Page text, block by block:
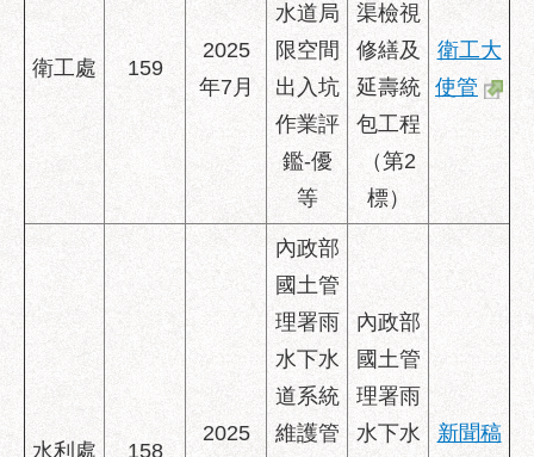
衛工處 159
2025
年7月
水道局
限空間
出入坑
作業評
鑑-優
等
渠檢視
修繕及
延壽統
包工程
（第2
標）
衛工大
使管
水利處 158
2025
內政部
國土管
理署雨
水下水
道系統
維護管
內政部
國土管
理署雨
水下水
新聞稿